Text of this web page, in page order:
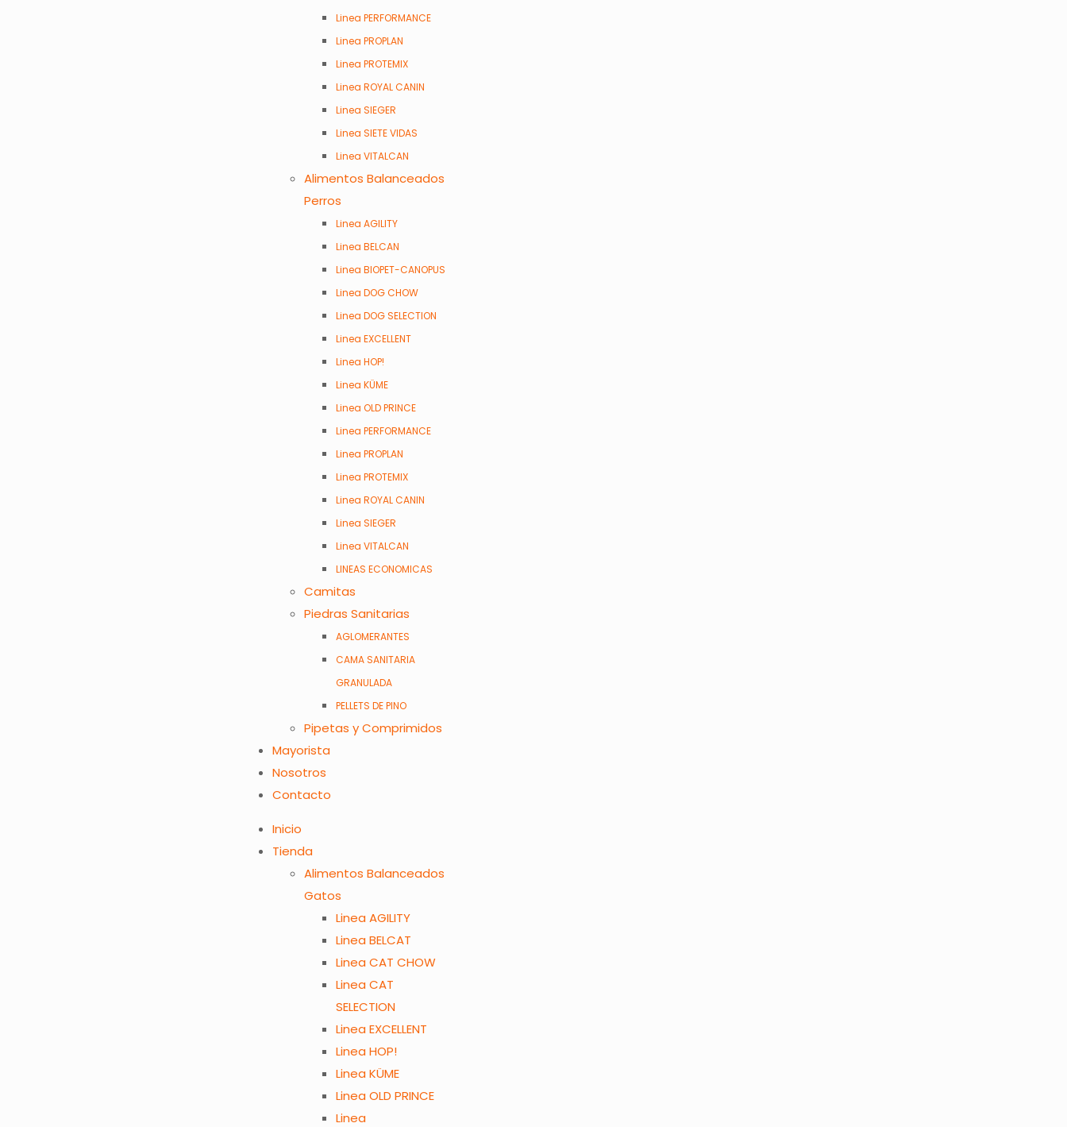
Linea PERFORMANCE
Linea PROPLAN
Linea PROTEMIX
Linea ROYAL CANIN
Linea SIEGER
Linea SIETE VIDAS
Linea VITALCAN
Alimentos Balanceados
Perros
Linea AGILITY
Linea BELCAN
Linea BIOPET-CANOPUS
Linea DOG CHOW
Linea DOG SELECTION
Linea EXCELLENT
Linea HOP!
Linea KÜME
Linea OLD PRINCE
Linea PERFORMANCE
Linea PROPLAN
Linea PROTEMIX
Linea ROYAL CANIN
Linea SIEGER
Linea VITALCAN
LINEAS ECONOMICAS
Camitas
Piedras Sanitarias
AGLOMERANTES
CAMA SANITARIA
GRANULADA
PELLETS DE PINO
Pipetas y Comprimidos
Mayorista
Nosotros
Contacto
Inicio
Tienda
Alimentos Balanceados
Gatos
Linea AGILITY
Linea BELCAT
Linea CAT CHOW
Linea CAT
SELECTION
Linea EXCELLENT
Linea HOP!
Linea KÜME
Linea OLD PRINCE
Linea